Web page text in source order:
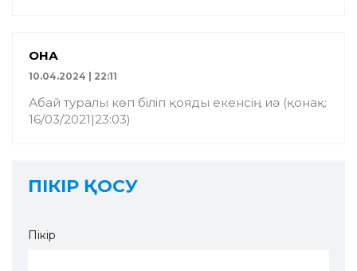
ҚОНАҚ
10.04.2024 | 22:11
Абай туралы көп біліп қояды екенсің иә (қонақ:
16/03/2021|23:03)
ПІКІР ҚОСУ
Пікір